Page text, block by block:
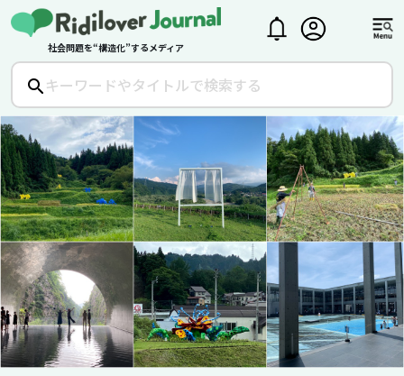
社会問題を“構造化”するメディア